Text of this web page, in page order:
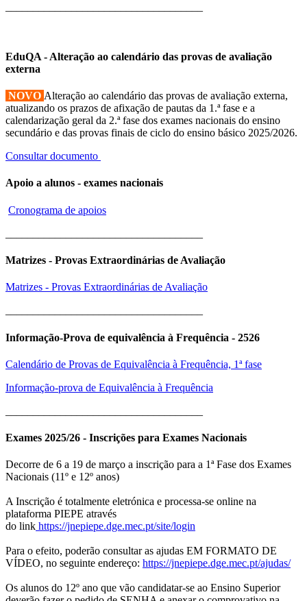
EduQA - Alteração ao calendário das provas de avaliação
externa
NOVO Alteração ao calendário das provas de avaliação externa,
atualizando os prazos de afixação de pautas da 1.ª fase e a
calendarização geral da 2.ª fase dos exames nacionais do ensino
secundário e das provas finais de ciclo do ensino básico 2025/2026.
Consultar documento
Apoio a alunos - exames nacionais
Cronograma de apoios
Matrizes - Provas Extraordinárias de Avaliação
Matrizes - Provas Extraordinárias de Avaliação
Informação-Prova de equivalência à Frequência - 2526
Calendário de Provas de Equivalência à Frequência, 1ª fase
Informação-prova de Equivalência à Frequência
Exames 2025/26 - Inscrições para Exames Nacionais
Decorre de 6 a 19 de março a inscrição para a 1ª Fase dos Exames
Nacionais (11º e 12º anos)
A Inscrição é totalmente eletrónica e processa-se online na
plataforma PIEPE através
do link https://jnepiepe.dge.mec.pt/site/login
Para o efeito, poderão consultar as ajudas EM FORMATO DE
VÍDEO, no seguinte endereço: https://jnepiepe.dge.mec.pt/ajudas/
Os alunos do 12º ano que vão candidatar-se ao Ensino Superior